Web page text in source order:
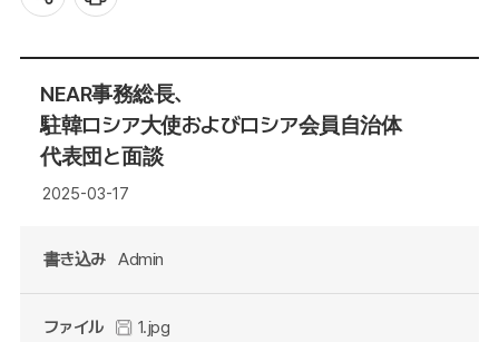
NEAR事務総長、
駐韓ロシア大使およびロシア会員自治体
代表団と面談
2025-03-17
書き込み Admin
ファイル 1.jpg